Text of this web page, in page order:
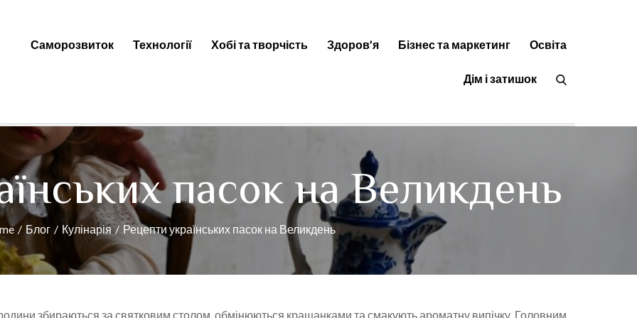
— Цікаві факти, новини та корисні статті на будь-яку тему
Саморозвиток Технології Хобі та творчість Здоров’я Бізнес та маркетинг Освіта
Дім і затишок
пасок на Великдень
Блог Кулінарія Рецепти українських пасок на Великдень
збираються за святковим столом, обмінюються крашанками та смакують ароматну випічку. Головним